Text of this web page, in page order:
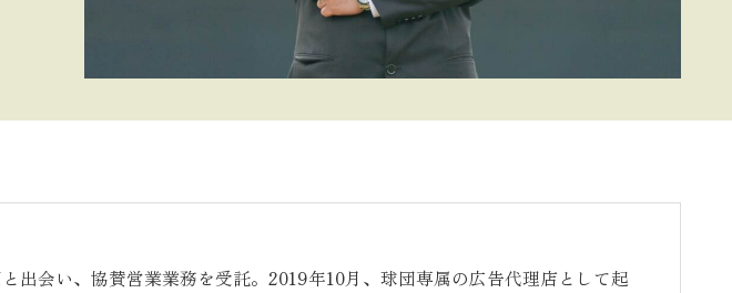
会い、協賛営業業務を受託。2019年10月、球団専属の広告代理店として起